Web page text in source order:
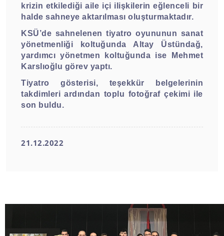
krizin etkilediği aile içi ilişkilerin eğlenceli bir
halde sahneye aktarılması oluşturmaktadır.
KSÜ’de sahnelenen tiyatro oyununun sanat
yönetmenliği koltuğunda Altay Üstündağ,
yardımcı yönetmen koltuğunda ise Mehmet
Karslıoğlu görev yaptı.
Tiyatro gösterisi, teşekkür belgelerinin
takdimleri ardından toplu fotoğraf çekimi ile
son buldu.
21.12.2022